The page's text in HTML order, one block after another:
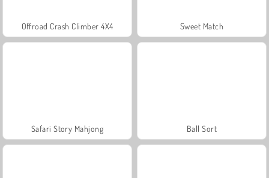
Offroad Crash Climber 4X4 Sweet Match
Safari Story Mahjong Ball Sort